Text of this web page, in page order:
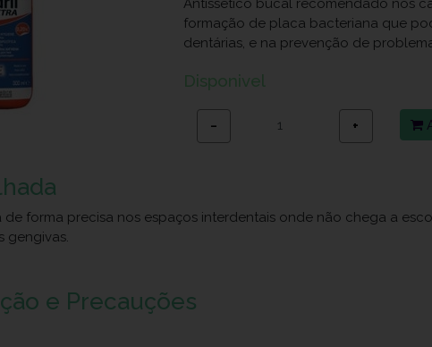
formação de placa bacteriana que
dentárias, e na prevenção de
Disponivel
− +
de forma precisa nos espaços interdentais onde não chega a
gengivas.
e Precauções